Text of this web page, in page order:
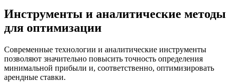
Инструменты и аналитические методы
для оптимизации
Современные технологии и аналитические инструменты
позволяют значительно повысить точность определения
минимальной прибыли и, соответственно, оптимизировать
арендные ставки.